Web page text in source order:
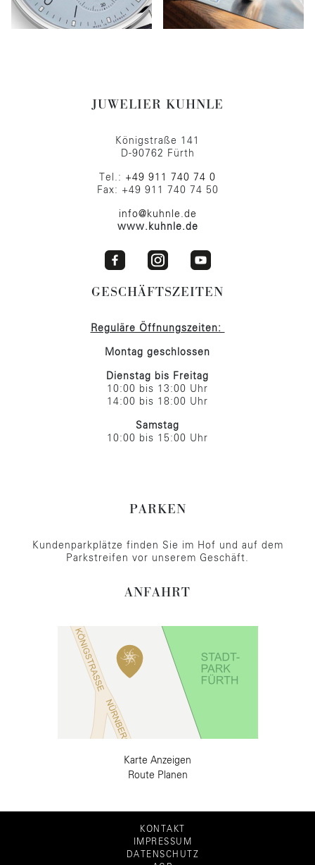
JUWELIER KUHNLE
Königstraße 141
D-90762 Fürth
Tel.: +49 911 740 74 0
Fax: +49 911 740 74 50
info@kuhnle.de
www.kuhnle.de
GESCHÄFTSZEITEN
Reguläre Öffnungszeiten:
Montag geschlossen
Dienstag bis Freitag
10:00 bis 13:00 Uhr
14:00 bis 18:00 Uhr
Samstag
10:00 bis 15:00 Uhr
PARKEN
Kundenparkplätze finden Sie im Hof und auf dem
Parkstreifen vor unserem Geschäft.
ANFAHRT
Karte Anzeigen
Route Planen
KONTAKT
IMPRESSUM
DATENSCHUTZ